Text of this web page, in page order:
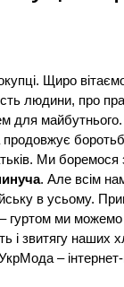
Щиро
людини, про
для майбутнього.
продовжує
Ми боремося
. Але всім
в усьому.
ми можемо
звитягу наших
–